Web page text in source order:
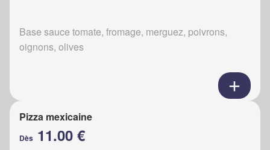
Base sauce tomate, fromage, merguez, poivrons,
oignons, olives
Pizza mexicaine
Dès 11.00 €